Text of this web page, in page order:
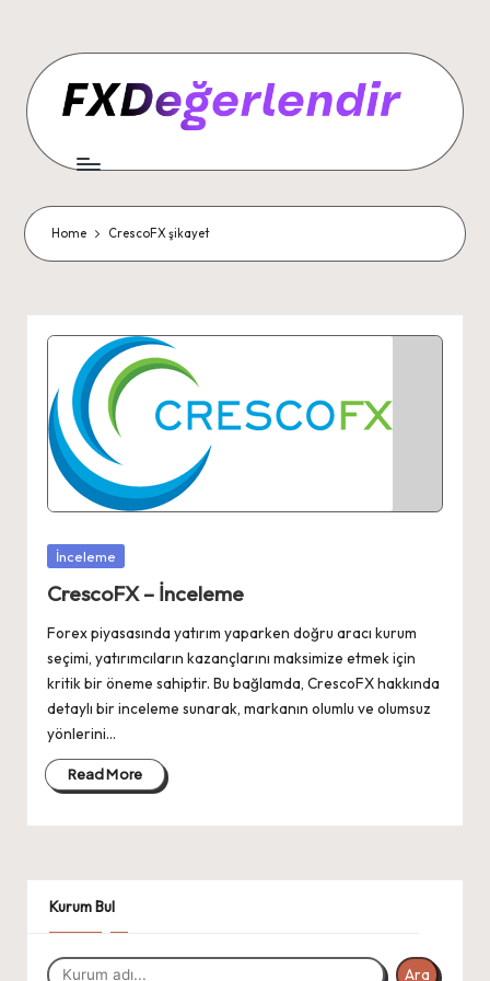
Home CrescoFX şikayet
Posted
İnceleme
CrescoFX – İnceleme
Forex piyasasında yatırım yaparken doğru aracı kurum
seçimi, yatırımcıların kazançlarını maksimize etmek için
kritik bir öneme sahiptir. Bu bağlamda, CrescoFX hakkında
detaylı bir inceleme sunarak, markanın olumlu ve olumsuz
yönlerini…
Read More
Kurum Bul
Ara